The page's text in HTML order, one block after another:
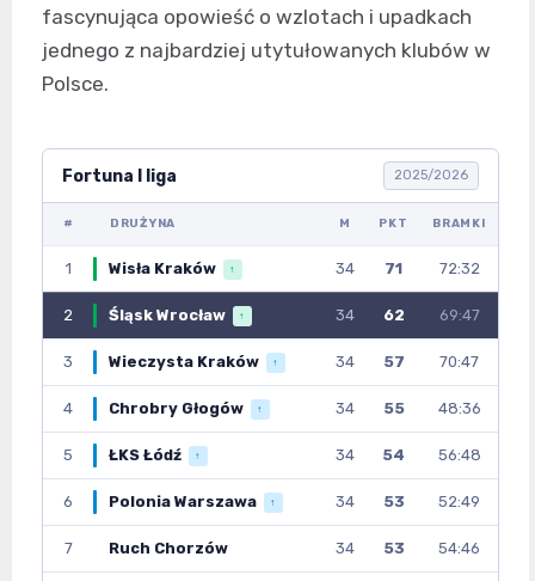
fascynująca opowieść o wzlotach i upadkach
jednego z najbardziej utytułowanych klubów w
Polsce.
Fortuna I liga 2025/2026
# DRUŻYNA M PKT BRAMKI
1 Wisła Kraków ↑ 34 71 72:32
2 Śląsk Wrocław ↑ 34 62 69:47
3 Wieczysta Kraków ↑ 34 57 70:47
4 Chrobry Głogów ↑ 34 55 48:36
5 ŁKS Łódź ↑ 34 54 56:48
6 Polonia Warszawa ↑ 34 53 52:49
7 Ruch Chorzów 34 53 54:46